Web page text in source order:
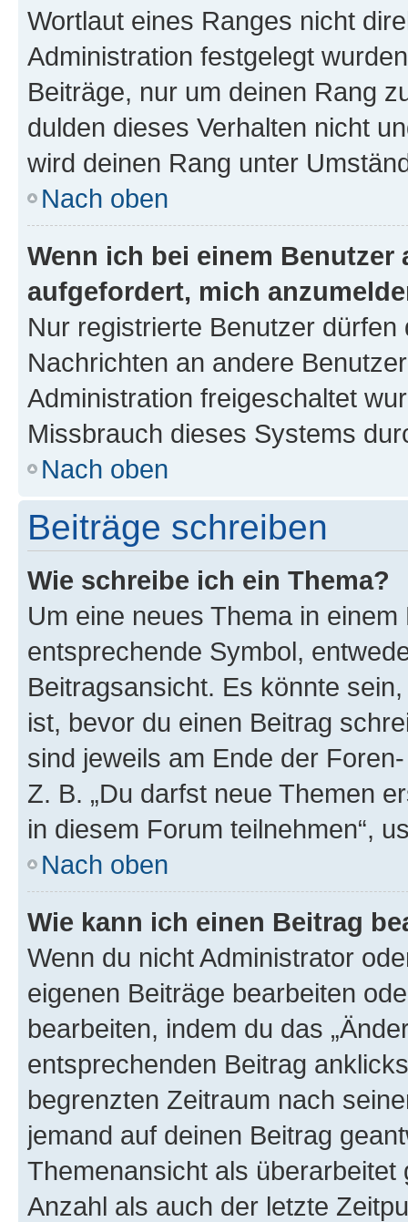
Wortlaut eines Ranges nicht
Administration festgelegt
Beiträge, nur um deinen Rang
dulden dieses Verhalten nicht
wird deinen Rang unter
Nach oben
Wenn ich bei einem
aufgefordert, mich
Nur registrierte Benutzer
Nachrichten an andere
Administration freigeschaltet
Missbrauch dieses Systems
Nach oben
Beiträge schreiben
Wie schreibe ich ein Thema?
Um eine neues Thema in
entsprechende Symbol,
Beitragsansicht. Es könnte
ist, bevor du einen Beitrag
sind jeweils am Ende der
Z. B. „Du darfst neue Themen
in diesem Forum teilnehmen“,
Nach oben
Wie kann ich einen Beitrag
Wenn du nicht Administrator
eigenen Beiträge bearbeiten
bearbeiten, indem du das
entsprechenden Beitrag
begrenzten Zeitraum nach
jemand auf deinen Beitrag
Themenansicht als
Anzahl als auch der letzte